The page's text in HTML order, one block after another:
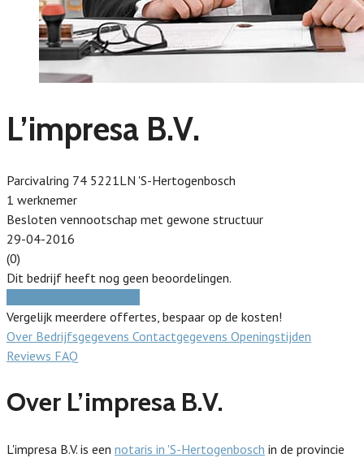
L’impresa B.V.
Parcivalring 74 5221LN 'S-Hertogenbosch
1 werknemer
Besloten vennootschap met gewone structuur
29-04-2016
(0)
Dit bedrijf heeft nog geen beoordelingen.
Vergelijk meerdere offertes, bespaar op de kosten!
Over Bedrijfsgegevens Contactgegevens Openingstijden
Reviews FAQ
Over L’impresa B.V.
L'impresa B.V. is een notaris in 'S-Hertogenbosch in de provincie